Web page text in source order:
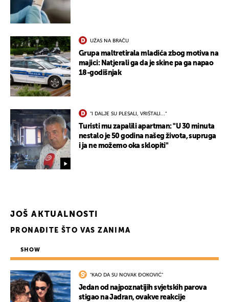
UŽAS NA BRAČU
Grupa maltretirala mladića zbog motiva na
majici: Natjerali ga da je skine pa ga napao
18-godišnjak
"I DALJE SU PLESALI, VRIŠTALI..."
Turisti mu zapalili apartman: "U 30 minuta
nestalo je 50 godina našeg života, supruga
i ja ne možemo oka sklopiti"
JOŠ AKTUALNOSTI
PRONAĐITE ŠTO VAS ZANIMA
SHOW
"KAO DA SU NOVAK ĐOKOVIĆ"
Jedan od najpoznatijih svjetskih parova
stigao na Jadran, ovakve reakcije